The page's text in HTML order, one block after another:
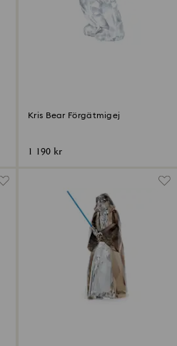
Kris Bear Förgätmigej
1 190 kr